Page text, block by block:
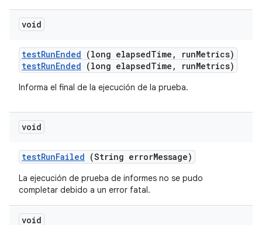
void
testRunEnded (long elapsedTime , runMetrics)
testRunEnded (long elapsedTime, runMetrics)
Informa el final de la ejecución de la prueba.
void
testRunFailed (String errorMessage)
La ejecución de prueba de informes no se pudo
completar debido a un error fatal.
void